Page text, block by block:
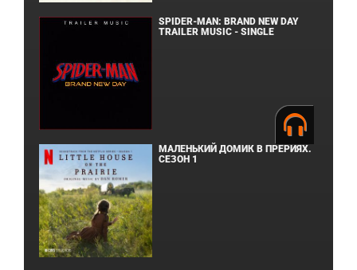
SPIDER-MAN: BRAND NEW DAY
TRAILER MUSIC - SINGLE
МАЛЕНЬКИЙ ДОМИК В ПРЕРИЯХ.
СЕЗОН 1